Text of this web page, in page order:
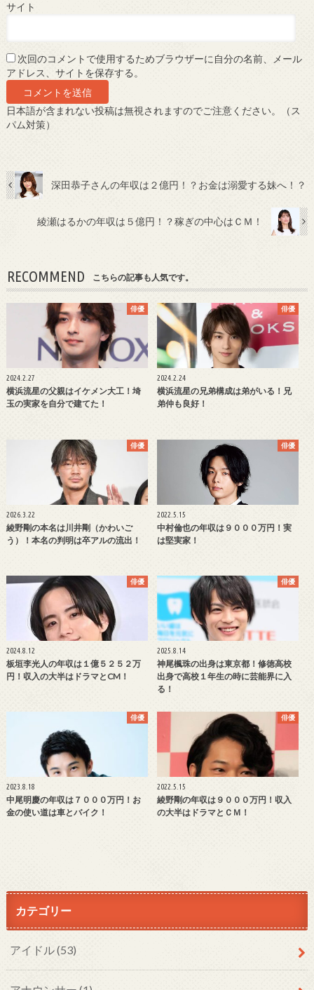
サイト
次回のコメントで使用するためブラウザーに自分の名前、メール
アドレス、サイトを保存する。
日本語が含まれない投稿は無視されますのでご注意ください。（ス
パム対策）
深田恭子さんの年収は２億円！？お金は溺愛する妹へ！？
綾瀬はるかの年収は５億円！？稼ぎの中心はＣＭ！
RECOMMEND こちらの記事も人気です。
俳優
2024.2.27
横浜流星の父親はイケメン大工！埼
玉の実家を自分で建てた！
俳優
2024.2.24
横浜流星の兄弟構成は弟がいる！兄
弟仲も良好！
俳優
2026.3.22
綾野剛の本名は川井剛（かわいご
う）！本名の判明は卒アルの流出！
俳優
2022.5.15
中村倫也の年収は９０００万円！実
は堅実家！
俳優
2024.8.12
板垣李光人の年収は１億５２５２万
円！収入の大半はドラマとCM！
俳優
2025.8.14
神尾楓珠の出身は東京都！修徳高校
出身で高校１年生の時に芸能界に入
る！
俳優
2023.8.18
中尾明慶の年収は７０００万円！お
金の使い道は車とバイク！
俳優
2022.5.15
綾野剛の年収は９０００万円！収入
の大半はドラマとＣＭ！
カテゴリー
アイドル(53)